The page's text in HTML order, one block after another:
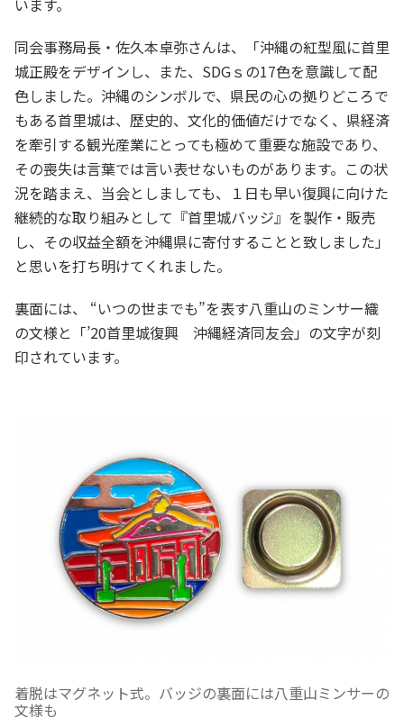
います。
同会事務局長・佐久本卓弥さんは、「沖縄の紅型風に首里
城正殿をデザインし、また、SDGｓの17色を意識して配
色しました。沖縄のシンボルで、県民の心の拠りどころで
もある首里城は、歴史的、文化的価値だけでなく、県経済
を牽引する観光産業にとっても極めて重要な施設であり、
その喪失は言葉では言い表せないものがあります。この状
況を踏まえ、当会としましても、１日も早い復興に向けた
継続的な取り組みとして『首里城バッジ』を製作・販売
し、その収益全額を沖縄県に寄付することと致しました」
と思いを打ち明けてくれました。
裏面には、 “いつの世までも”を表す八重山のミンサー織
の文様と「’20首里城復興 沖縄経済同友会」の文字が刻
印されています。
着脱はマグネット式。バッジの裏面には八重山ミンサーの
文様も